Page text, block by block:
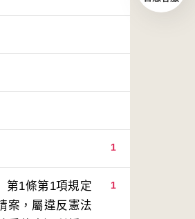
1
1
第1條第1項規定
案，屬違反憲法